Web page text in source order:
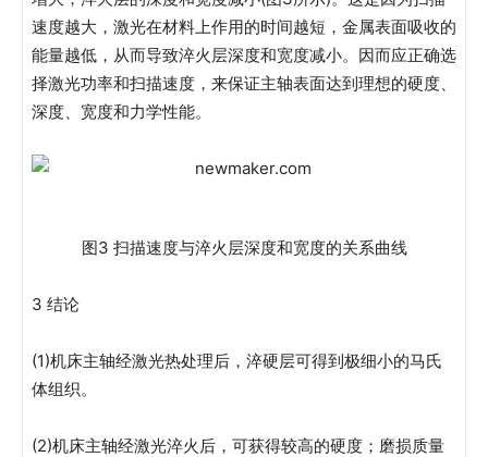
速度越大，激光在材料上作用的时间越短，金属表面吸收的
能量越低，从而导致淬火层深度和宽度减小。因而应正确选
择激光功率和扫描速度，来保证主轴表面达到理想的硬度、
深度、宽度和力学性能。
图3 扫描速度与淬火层深度和宽度的关系曲线
3 结论
(1)机床主轴经激光热处理后，淬硬层可得到极细小的马氏
体组织。
(2)机床主轴经激光淬火后，可获得较高的硬度；磨损质量